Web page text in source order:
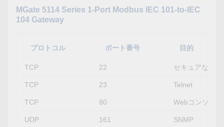
MGate 5114 Series 1-Port Modbus IEC 101-to-IEC
104 Gateway
プロトコル ポート番号 目的
TCP 22 セキュアな
TCP 23 Telnet
TCP 80 Webコンソー
UDP 161 SNMP